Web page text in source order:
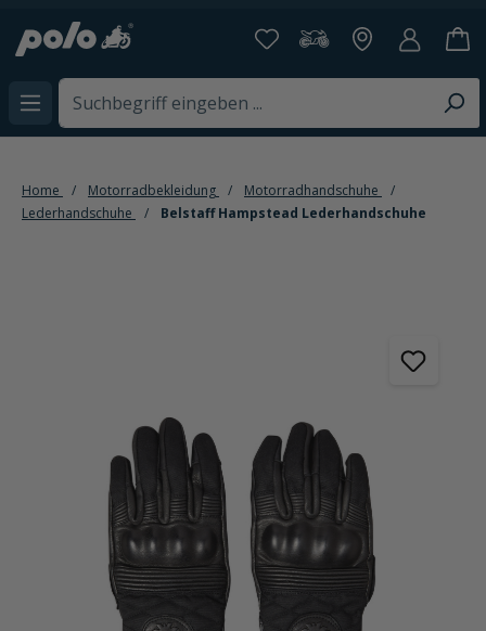
springen
Home Motorradbekleidung
Motorradhandschuhe
Lederhandschuhe
Belstaff Hampstead Lederhandschuhe